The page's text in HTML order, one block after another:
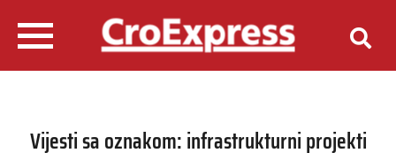
Vijesti sa oznakom: infrastrukturni projekti